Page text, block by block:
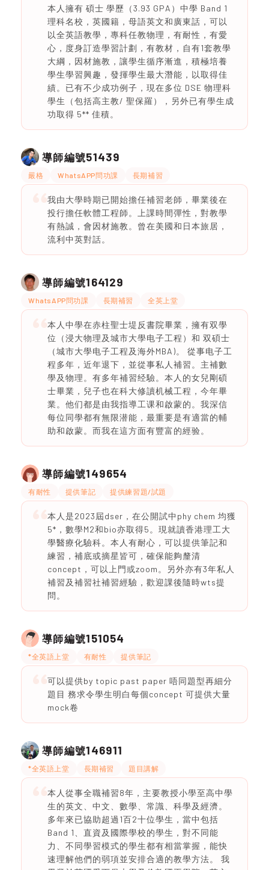
本人擁有 碩士 學歷（3.93 GPA）中學 Band 1
理科名校，英國籍，母語英文和廣東話，可以
以全英語教學，專科任教物理，有耐性，有愛
心，度身訂造學習計劃，有教材，自有1套教學
大綱，因材施教，讓學生循序漸進，積極培養
學生學習興趣，發揮學生最大潛能，以取得佳
績。已有不少成功例子，現在多位 DSE 物理科
學生（包括高主教/ 聖保羅），另外已有學生成
功取得 5** 佳積。
導師編號51439
嚴格 WhatsAPP問功課 長期補習
我由大學時期已開始擔任補習老師，畢業後在
投行擔任軟體工程師。上課時間彈性，對教學
有熱誠，會因材施教。曾在美國和日本旅居，
流利中英對話。
導師編號164129
WhatsAPP問功課 長期補習 全英上堂
本人中學在赤柱聖士堤反書院畢業，擁有双學
位（浸大物理及城市大學电子工程）和 双碩士
（城市大學电子工程及海外MBA)。 從事电子工
程多年，近年退下，並從事私人補習。主補數
學及物理。有多年補習经驗。本人的女兒剛碩
士畢業，兒子也在科大修讀机械工程，今年畢
業。他们都是由我指導工课和啟蒙的。我深信
每位同學都有無限潜能，最重要是有適當的輔
助和啟蒙。而我在這方面有豐富的經验。
導師編號149654
有耐性 提供筆記 提供練習題/試題
本人是2023屆dser，在公開試中phy chem 均獲
5*，數學M2和bio亦取得5。現就讀香港理工大
學醫療化驗科。本人有耐心，可以提供筆記和
練習，補底或摘星皆可，確保能夠釐清
concept，可以上門或zoom。另外亦有3年私人
補習及補習社補習經驗，歡迎課後隨時wts提
問。
導師編號151054
*全英語上堂 有耐性 提供筆記
可以提供by topic past paper 唔同題型再細分
題目 務求令學生明白每個concept 可提供大量
mock卷
導師編號146911
*全英語上堂 長期補習 題目講解
本人從事全職補習8年，主要教授小學至高中學
生的英文、中文、數學、常識、科學及經濟。
多年來已協助超過1百2十位學生，當中包括
Band 1、直資及國際學校的學生，對不同能
力、不同學習模式的學生都有相當掌握，能快
速理解他們的弱項並安排合適的教學方法。 我